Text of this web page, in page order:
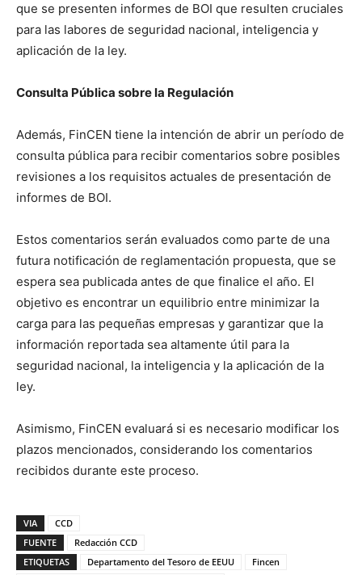
que se presenten informes de BOI que resulten cruciales
para las labores de seguridad nacional, inteligencia y
aplicación de la ley.
Consulta Pública sobre la Regulación
Además, FinCEN tiene la intención de abrir un período de
consulta pública para recibir comentarios sobre posibles
revisiones a los requisitos actuales de presentación de
informes de BOI.
Estos comentarios serán evaluados como parte de una
futura notificación de reglamentación propuesta, que se
espera sea publicada antes de que finalice el año. El
objetivo es encontrar un equilibrio entre minimizar la
carga para las pequeñas empresas y garantizar que la
información reportada sea altamente útil para la
seguridad nacional, la inteligencia y la aplicación de la
ley.
Asimismo, FinCEN evaluará si es necesario modificar los
plazos mencionados, considerando los comentarios
recibidos durante este proceso.
VIA
CCD
FUENTE
Redacción CCD
ETIQUETAS
Departamento del Tesoro de EEUU
Fincen